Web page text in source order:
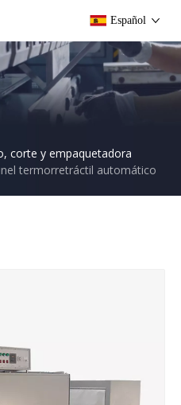
Español
corte y empaquetadora
termorretráctil automático